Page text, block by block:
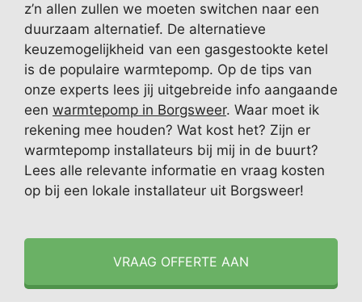
z’n allen zullen we moeten switchen naar een
duurzaam alternatief. De alternatieve
keuzemogelijkheid van een gasgestookte ketel
is de populaire warmtepomp. Op de tips van
onze experts lees jij uitgebreide info aangaande
een warmtepomp in Borgsweer. Waar moet ik
rekening mee houden? Wat kost het? Zijn er
warmtepomp installateurs bij mij in de buurt?
Lees alle relevante informatie en vraag kosten
op bij een lokale installateur uit Borgsweer!
VRAAG OFFERTE AAN